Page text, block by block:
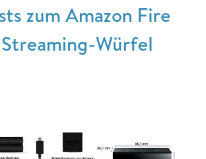
zum Amazon Fire
Würfel